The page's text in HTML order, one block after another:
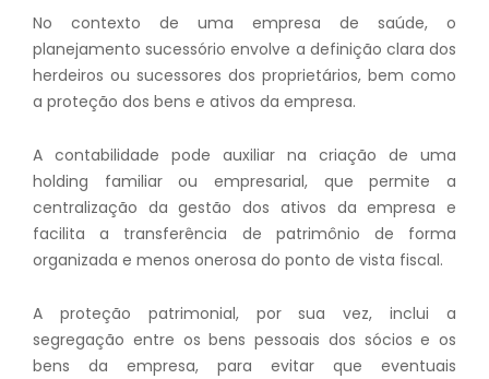
No contexto de uma empresa de saúde, o
planejamento sucessório envolve a definição clara dos
herdeiros ou sucessores dos proprietários, bem como
a proteção dos bens e ativos da empresa.
A contabilidade pode auxiliar na criação de uma
holding familiar ou empresarial, que permite a
centralização da gestão dos ativos da empresa e
facilita a transferência de patrimônio de forma
organizada e menos onerosa do ponto de vista fiscal.
A proteção patrimonial, por sua vez, inclui a
segregação entre os bens pessoais dos sócios e os
bens da empresa, para evitar que eventuais